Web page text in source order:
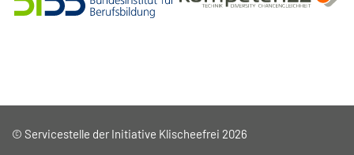
© Servicestelle der Initiative Klischeefrei 2026